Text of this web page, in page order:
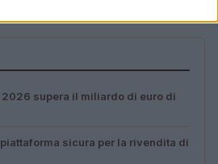
supera il miliardo di euro di
sicura per la rivendita di